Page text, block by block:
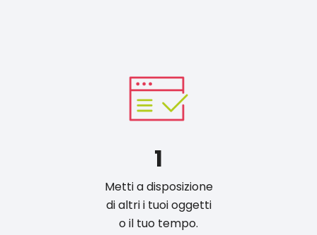
1
Metti a disposizione
di altri i tuoi oggetti
o il tuo tempo.